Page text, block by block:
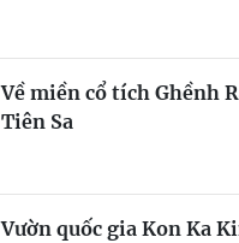
Về miền cổ tích Ghềnh
Tiên Sa
Vườn quốc gia Kon Ka